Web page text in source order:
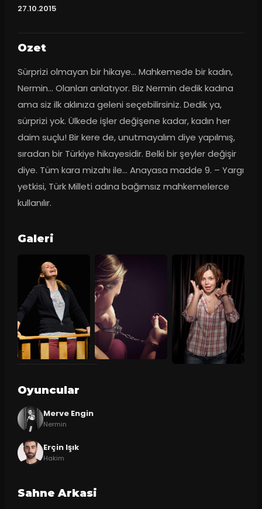
27.10.2015
Ozet
Sürprizi olmayan bir hikaye... Mahkemede bir kadın,
Nermin... Olanları anlatıyor. Biz Nermin dedik kadına
ama siz ilk aklınıza geleni seçebilirsiniz. Dedik ya,
sürprizi yok. Ülkede işler değişene kadar, kadın her
daim suçlu! Bir kere de, unutmayalım diye yapılmış,
sıradan bir Türkiye hikayesidir. Belki bir şeyler değişir
diye. Tüm kara mizahı ile... Anayasa madde 9. – Yargı
yetkisi, Türk Milleti adına bağımsız mahkemelerce
kullanılır.
Galeri
Oyuncular
Merve Engin
Nermin
Erçin Işık
Hakim
Sahne Arkasi